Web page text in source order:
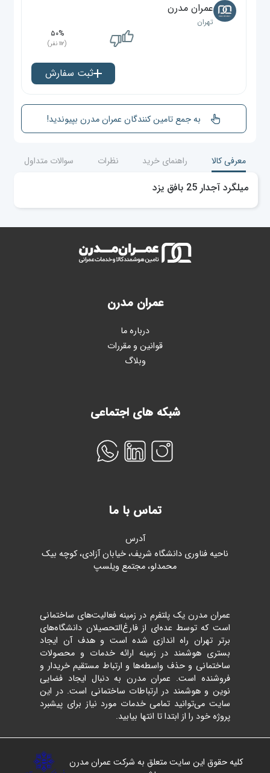
عمران مدرن
تهران
۵۰%
(۱۱۲ نفر)
ثبت سفارش
به جمع تامین کنندگان عمران مدرن بپیوندید!
معرفی کالا راهنمای خرید نظرات سوالات متداول
میلگرد آجدار 25 بافق یزد
عمران مدرن
درباره ما
قوانین و مقررات
وبلاگ
شبکه های اجتماعی
تماس با ما
آدرس
ناحیه فناوری دانشگاه شریف، خیابان آزادی، کوچه بیک
محمدلو، مجتمع ویلسپ
عمران مدرن یک پلتفرم در زمینه فعالیت‌های ساختمانی
است که توسط عده‌ای از فارغ‌التحصیلان دانشگاه‌های
برتر تهران راه اندازی شده است و هدف آن ایجاد
بستری هوشمند در زمینه ارائه خدمات و محصولات
ساختمانی و حذف واسطه‌ها و ارتباط مستقیم خریدار و
فروشنده است. عمران مدرن به دنبال ایجاد فضایی
نوین و هوشمند در ارتباطات ساختمانی است. در این
سایت می‌توانید تمامی خدمات مورد نیاز برای پیشبرد
پروژه خود را از ابتدا تا انتها بیابید.
کلیه حقوق این سایت متعلق به شرکت عمران مدرن